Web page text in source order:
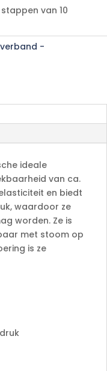
van 10
verband -
ideale
van ca.
en biedt
waardoor ze
worden. Ze is
met stoom op
is ze